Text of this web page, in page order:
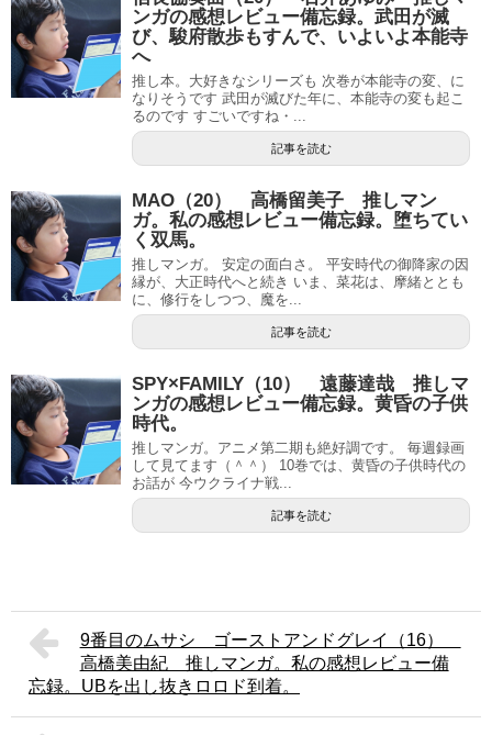
ンガの感想レビュー備忘録。武田が滅
び、駿府散歩もすんで、いよいよ本能寺
へ
推し本。大好きなシリーズも 次巻が本能寺の変、に
なりそうです 武田が滅びた年に、本能寺の変も起こ
るのです すごいですね・...
記事を読む
MAO（20） 高橋留美子 推しマン
ガ。私の感想レビュー備忘録。堕ちてい
く双馬。
推しマンガ。 安定の面白さ。 平安時代の御降家の因
縁が、大正時代へと続き いま、菜花は、摩緒ととも
に、修行をしつつ、魔を...
記事を読む
SPY×FAMILY（10） 遠藤達哉 推しマ
ンガの感想レビュー備忘録。黄昏の子供
時代。
推しマンガ。アニメ第二期も絶好調です。 毎週録画
して見てます（＾＾） 10巻では、黄昏の子供時代の
お話が 今ウクライナ戦...
記事を読む
9番目のムサシ ゴーストアンドグレイ（16）
高橋美由紀 推しマンガ。私の感想レビュー備
忘録。UBを出し抜きロロド到着。